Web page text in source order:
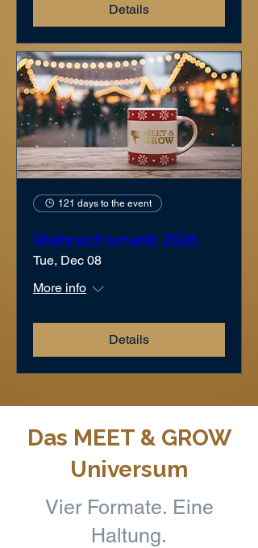
Details
121 days to the event
Weihnachtsmarkt 2026
Tue, Dec 08
More info
Details
Das MEET & GROW
Universum
Vier Formate. Eine
Haltung.